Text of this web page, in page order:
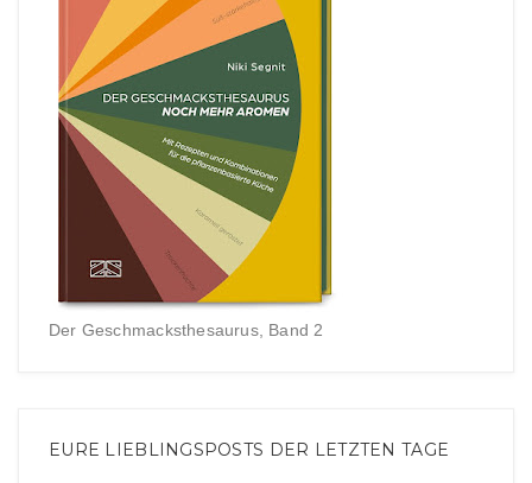
Der Geschmacksthesaurus, Band 2
EURE LIEBLINGSPOSTS DER LETZTEN TAGE